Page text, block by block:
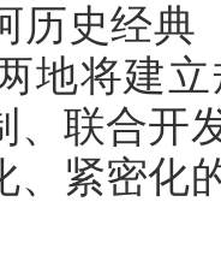
历史经典
地将建
、联合开
、紧密化